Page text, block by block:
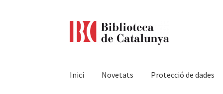
Inici Novetats Protecció de dades